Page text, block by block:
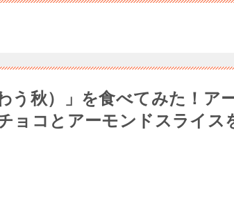
う秋）」を食べてみた！ア
ョコとアーモンドスライス